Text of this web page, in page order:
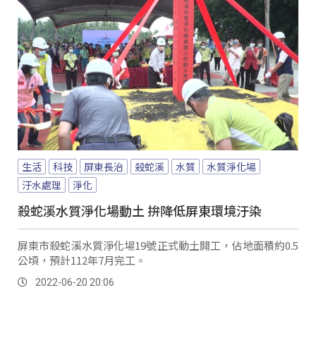
生活 科技 屏東長治 殺蛇溪 水質
水質淨化場
汙水處理
淨化
殺蛇溪水質淨化場動土 拚降低屏東環境汙染
屏東市殺蛇溪水質淨化場19號正式動土開工，佔地面積約0.5
公頃，預計112年7月完工。
2022-06-20 20:06